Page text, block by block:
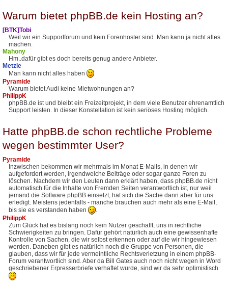
Warum bietet phpBB.de kein Hosting an?
[BTK]Tobi
Weil wir ein Supportforum und kein Forenhoster sind. Man kann ja nicht alles
machen.
Mahony
Hm..dafür gibt es doch bereits genug andere Anbieter.
Metzle
Man kann nicht alles haben
Pyramide
Warum bietet Audi keine Mietwohnungen an?
PhilippK
phpBB.de ist und bleibt ein Freizeitprojekt, in dem viele Benutzer ehrenamtlich
Support leisten. In dieser Konstellation ist kein seriöses Hosting möglich.
Hatte phpBB.de schon rechtliche Probleme
wegen bestimmter User?
Pyramide
Inzwischen bekommen wir mehrmals im Monat E-Mails, in denen wir
aufgefordert werden, irgendwelche Beiträge oder sogar ganze Foren zu
löschen. Nachdem wir den Leuten dann erklärt haben, dass phpBB.de nicht
automatisch für die Inhalte von Fremden Seiten verantwortlich ist, nur weil
jemand die Software phpBB einsetzt, hat sich die Sache dann aber für uns
erledigt. Meistens jedenfalls - manche brauchen auch mehr als eine E-Mail,
bis sie es verstanden haben
.
PhilippK
Zum Glück hat es bislang noch kein Nutzer geschafft, uns in rechtliche
Schwierigkeiten zu bringen. Dafür gehört natürlich auch eine gewissenhafte
Kontrolle von Sachen, die wir selbst erkennen oder auf die wir hingewiesen
werden. Daneben gibt es natürlich noch die Gruppe von Personen, die
glauben, dass wir für jede vermeintliche Rechtsverletzung in einem phpBB-
Forum verantwortlich sind. Aber da Bill Gates auch noch nicht wegen in Word
geschriebener Erpresserbriefe verhaftet wurde, sind wir da sehr optimistisch